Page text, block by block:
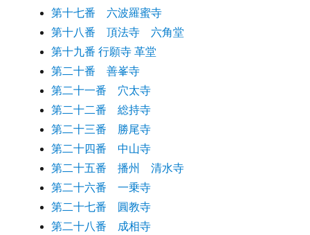
第十七番 六波羅蜜寺
第十八番 頂法寺 六角堂
第十九番 行願寺 革堂
第二十番 善峯寺
第二十一番 穴太寺
第二十二番 総持寺
第二十三番 勝尾寺
第二十四番 中山寺
第二十五番 播州 清水寺
第二十六番 一乗寺
第二十七番 圓教寺
第二十八番 成相寺